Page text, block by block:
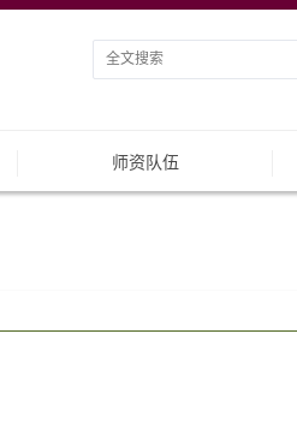
师资队伍